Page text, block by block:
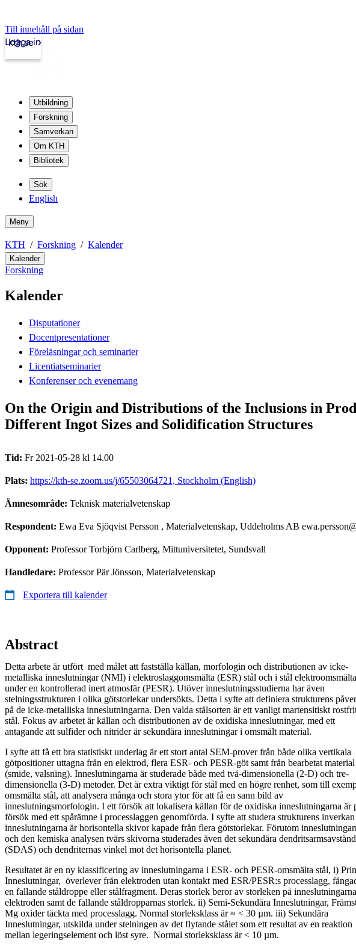
Till innehåll på sidan
kth.se
Logga in
Utbildning
Forskning
Samverkan
Om KTH
Bibliotek
Sök
English
Meny
KTH Forskning Kalender
Kalender
Forskning
Kalender
Disputationer
Docentpresentationer
Föreläsningar och seminarier
Licentiatseminarier
Konferenser och evenemang
On the Origin and Distributions of the Inclusions in
Different Ingot Sizes and Solidification Structures
Tid: Fr 2021-05-28 kl 14.00
Plats: https://kth-se.zoom.us/j/65503064721, Stockholm (English)
Ämnesområde: Teknisk materialvetenskap
Respondent: Ewa Eva Sjöqvist Persson , Materialvetenskap, Uddeholms AB
Opponent: Professor Torbjörn Carlberg, Mittuniversitetet, Sundsvall
Handledare: Professor Pär Jönsson, Materialvetenskap
Exportera till kalender
Abstract
Detta arbete är utfört med målet att fastställa källan, morfologin och distributionen av icke-
metalliska inneslutningar (NMI) i elektroslaggomsmälta (ESR) stål och i stål elektroomsmälta
under en kontrollerad inert atmosfär (PESR). Utöver inneslutningsstudierna har även
stelningsstrukturen i olika götstorlekar undersökts. Detta i syfte att definiera strukturens
på de icke-metalliska inneslutningarna. Den valda stålsorten är ett vanligt martensitiskt
stål. Fokus av arbetet är källan och distributionen av de oxidiska inneslutningar, med ett
antagande att sulfider och nitrider är sekundära inneslutningar i omsmält material.
I syfte att få ett bra statistiskt underlag är ett stort antal SEM-prover från både olika vertikala
götpositioner uttagna från en elektrod, flera ESR- och PESR-göt samt från bearbetat material
(smide, valsning). Inneslutningarna är studerade både med två-dimensionella (2-D) och tre-
dimensionella (3-D) metoder. Det är extra viktigt för stål med en högre renhet, som till
omsmälta stål, att analysera många och stora ytor för att få en sann bild av
inneslutningsmorfologin. I ett försök att lokalisera källan för de oxidiska inneslutningarna är
försök med ett spårämne i processlaggen genomförda. I syfte att studera strukturens inverkan
inneslutningarna är horisontella skivor kapade från flera götstorlekar. Förutom
och den kemiska analysen tvärs skivorna studerades även det sekundära
(SDAS) och dendriternas vinkel mot det horisontella planet.
Resultatet är en ny klassificering av inneslutningarna i ESR- och PESR-omsmälta stål, i)
Inneslutningar, överlever från elektroden utan kontakt med ESR/PESR:s processlagg,
en fallande ståldroppe eller stålfragment. Deras storlek beror av storleken på
elektroden samt de fallande ståldropparnas storlek. ii) Semi-Sekundära Inneslutningar,
Mg oxider täckta med processlagg. Normal storleksklass är ≈ < 30 µm. iii) Sekundära
Inneslutningar, utskilda under stelningen av det flytande stålet som ett resultat av en reaktion
mellan legeringselement och löst syre. Normal storleksklass är < 10 µm.